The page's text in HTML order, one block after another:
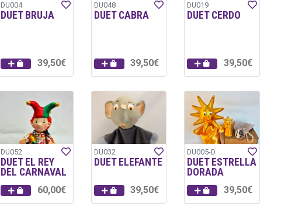
DU004
DUET BRUJA
39,50€
DU048
DUET CABRA
39,50€
DU019
DUET CERDO
39,50€
DU052
DUET EL REY
DEL CARNAVAL
60,00€
DU032
DUET ELEFANTE
39,50€
DU005-D
DUET ESTRELLA
DORADA
39,50€